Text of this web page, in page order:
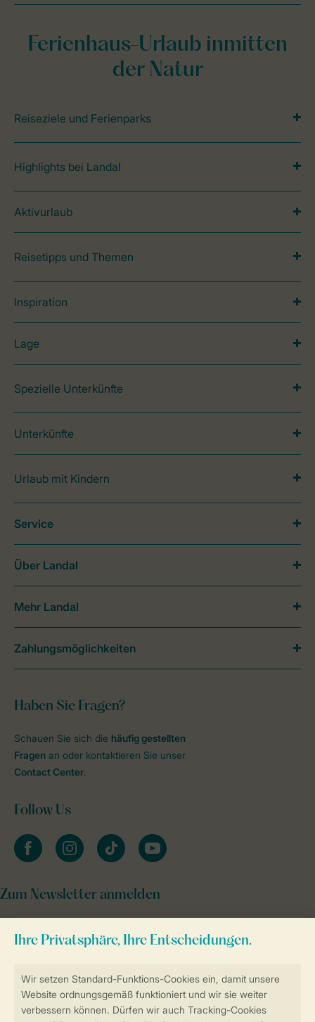
Sicher und schnell zur Online-Buchung
Ferienhaus-Urlaub inmitten
der Natur
Reiseziele und Ferienparks
Highlights bei Landal
Aktivurlaub
Reisetipps und Themen
Inspiration
Lage
Spezielle Unterkünfte
Unterkünfte
Urlaub mit Kindern
Haben Sie Fragen?
Schauen Sie sich die häufig gestellten
Fragen an oder kontaktieren Sie unser
Contact Center.
Follow Us
facebookinstagramtiktok youtube
Zum Newsletter anmelden
Service
Über Landal
Mehr Landal
Zahlungsmöglichkeiten